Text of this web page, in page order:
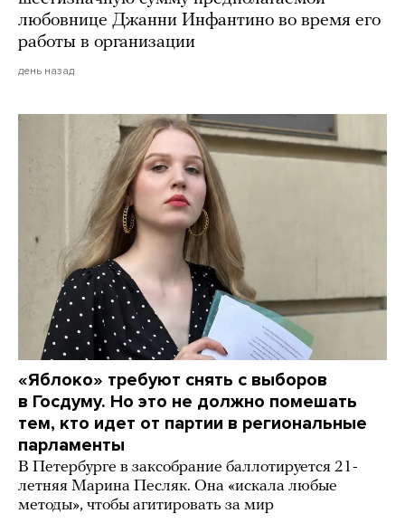
любовнице Джанни Инфантино во время его
работы в организации
день назад
«Яблоко» требуют снять с выборов
в Госдуму. Но это не должно помешать
тем, кто идет от партии в региональные
парламенты
В Петербурге в заксобрание баллотируется 21-
летняя Марина Песляк. Она «искала любые
методы», чтобы агитировать за мир